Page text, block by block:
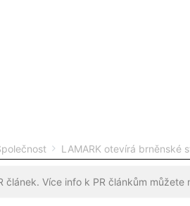
LAMARK otevírá brněnské
článek. Více info k PR článkům můžete